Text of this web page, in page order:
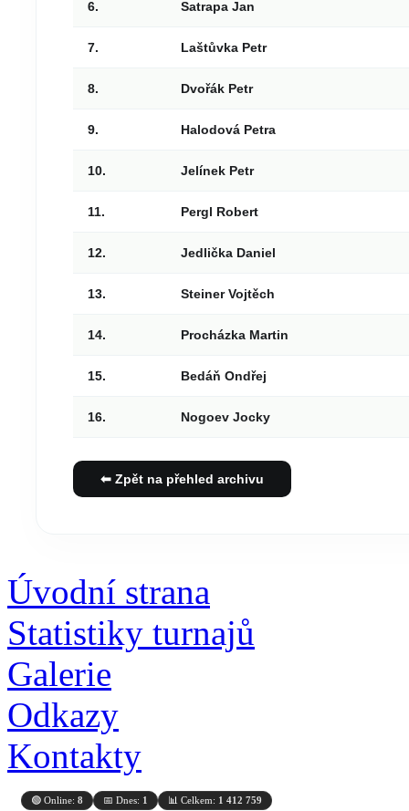
6. Satrapa Jan
7. Laštůvka Petr
8. Dvořák Petr
9. Halodová Petra
10. Jelínek Petr
11. Pergl Robert
12. Jedlička Daniel
13. Steiner Vojtěch
14. Procházka Martin
15. Bedáň Ondřej
16. Nogoev Jocky
⬅ Zpět na přehled archivu
Úvodní strana
Statistiky turnajů
Galerie
Odkazy
Kontakty
🟢 Online: 8 📅 Dnes: 1 📊 Celkem: 1 412 759